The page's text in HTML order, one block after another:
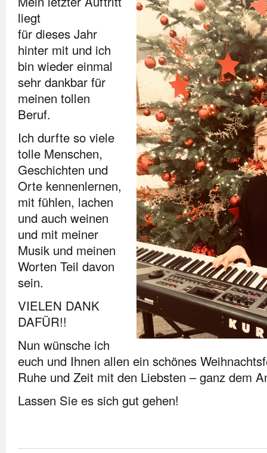
liegt
für dieses Jahr
hinter mit und ich
bin wieder einmal
sehr dankbar für
meinen tollen
Beruf.
Ich durfte so viele
tolle Menschen,
Geschichten und
Orte kennenlernen,
mit fühlen, lachen
und auch weinen
und mit meiner
Musik und meinen
Worten Teil davon
sein.
VIELEN DANK
DAFÜR!!
Nun wünsche ich
euch und Ihnen allen ein schönes
Ruhe und Zeit mit den Liebsten – ganz dem
Lassen Sie es sich gut gehen!